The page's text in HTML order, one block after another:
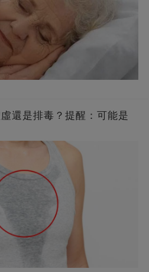
還是排毒？提醒：可能是